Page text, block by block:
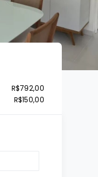
R$792,00
R$150,00